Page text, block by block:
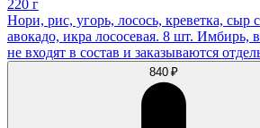
220 г
Нори, рис, угорь, лосось, креветка, сыр
авокадо, икра лососевая. 8 шт. Имбирь,
не входят в состав и заказываются
840 ₽